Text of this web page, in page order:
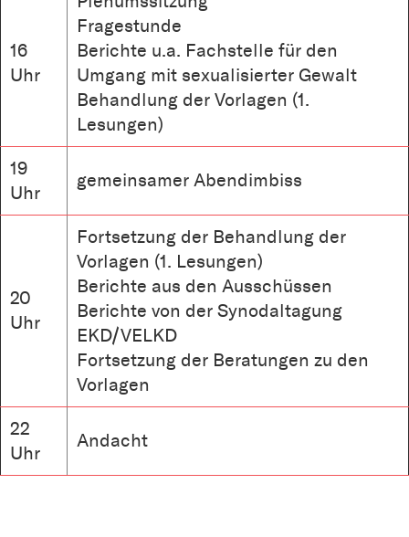
16
Uhr
Fragestunde
Berichte u.a. Fachstelle für den
Umgang mit sexualisierter Gewalt
Behandlung der Vorlagen (1.
Lesungen)
19
Uhr
gemeinsamer Abendimbiss
20
Uhr
Fortsetzung der Behandlung der
Vorlagen (1. Lesungen)
Berichte aus den Ausschüssen
Berichte von der Synodaltagung
EKD/VELKD
Fortsetzung der Beratungen zu den
Vorlagen
22
Uhr
Andacht